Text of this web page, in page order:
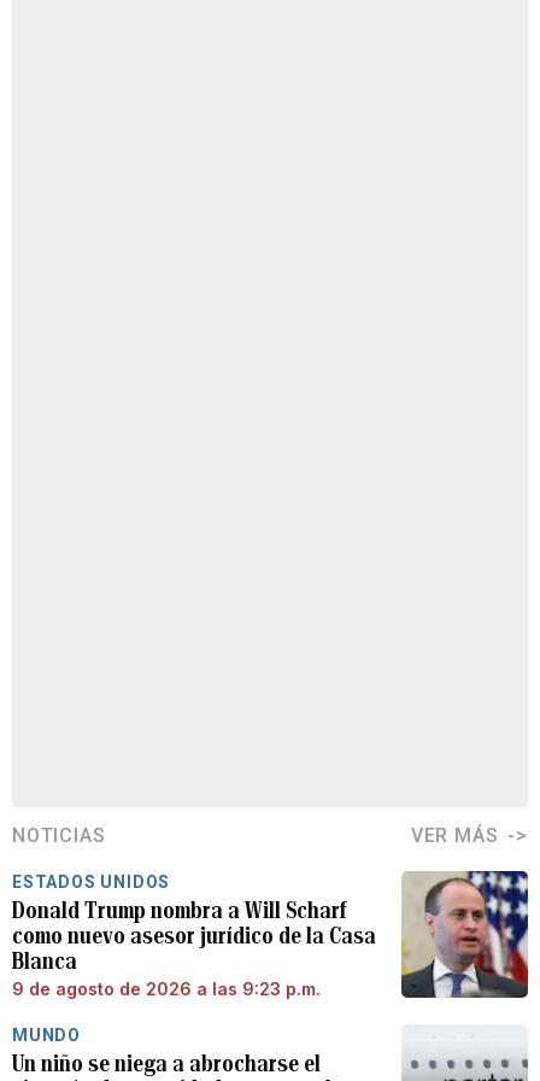
NOTICIAS VER MÁS
ESTADOS UNIDOS
Donald Trump nombra a Will Scharf
como nuevo asesor jurídico de la Casa
Blanca
9 de agosto de 2026 a las 9:23 p.m.
MUNDO
Un niño se niega a abrocharse el